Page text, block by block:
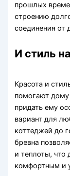
прошлых
строению
соединения от
И стиль
Красота и
помогают
придать ему
вариант для
коттеджей до
бревна
и теплоты, что
комфортным и